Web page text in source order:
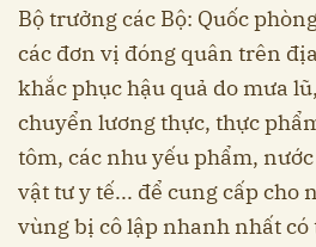
Bộ trưởng các Bộ: Quốc
các đơn vị đóng quân trên
khắc phục hậu quả do mưa
chuyển lương thực, thực
tôm, các nhu yếu phẩm,
vật tư y tế... để cung cấp cho
vùng bị cô lập nhanh nhất có